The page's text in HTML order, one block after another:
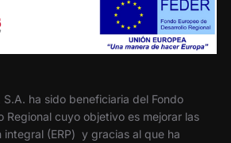
ha sido beneficiaria del Fondo
Regional cuyo objetivo es mejorar las
integral (ERP) y gracias al que ha